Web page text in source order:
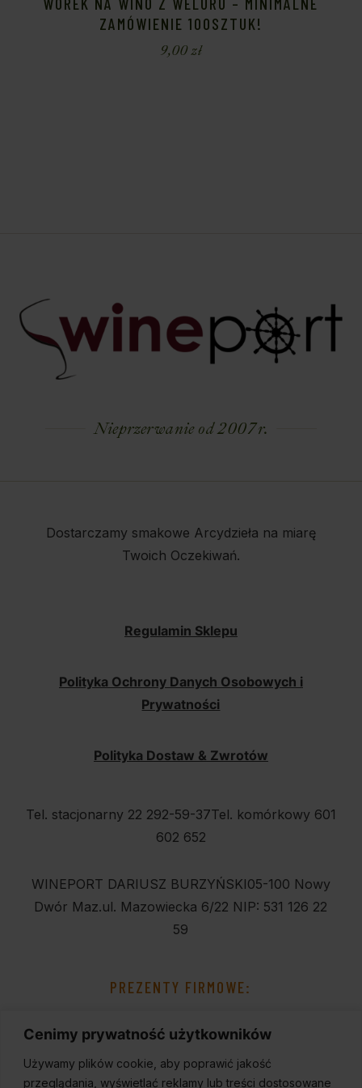
Cenimy prywatność użytkowników
Używamy plików cookie, aby poprawić jakość
przeglądania, wyświetlać reklamy lub treści dostosowane
ZAMÓWIENIE 100SZTUK!
9,00zł
Nieprzerwanie od 2007 r.
Dostarczamy smakowe Arcydzieła na miarę
Twoich Oczekiwań.
Regulamin Sklepu
Polityka Ochrony Danych Osobowych i
Prywatności
Polityka Dostaw & Zwrotów
Tel. stacjonarny 22 292-59-37Tel. komórkowy 601
602 652
WINEPORT DARIUSZ BURZYŃSKI05-100 Nowy
Dwór Maz.ul. Mazowiecka 6/22 NIP: 531 126 22
59
PREZENTY FIRMOWE: